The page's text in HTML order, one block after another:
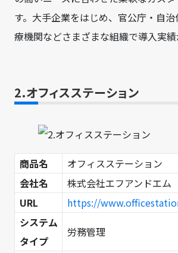
す。大手企業をはじめ、官公庁・自
療機関などさまざまな組織で導入実績
2.オフィスステーション
商品名
オフィスステーション
会社名
株式会社エフアンドエム
URL
https://
システム
タイプ
労務管理